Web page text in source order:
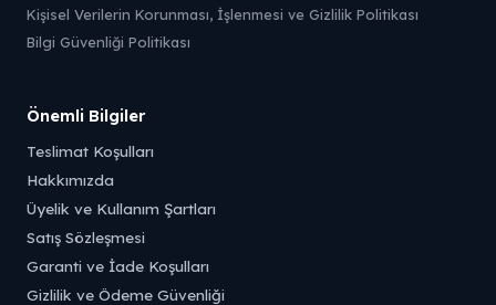
Kişisel Verilerin Korunması, İşlenmesi ve Gizlilik Politikası
Bilgi Güvenliği Politikası
Önemli Bilgiler
Teslimat Koşulları
Hakkımızda
Üyelik ve Kullanım Şartları
Satış Sözleşmesi
Garanti ve İade Koşulları
Gizlilik ve Ödeme Güvenliği